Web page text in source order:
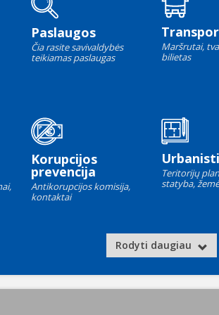
Paslaugos
Čia rasite savivaldybės
teikiamas paslaugas
Maršrutai,
bilietas
Korupcijos
prevencija
Antikorupcijos komisija,
kontaktai
Teritorijų
statyba,
Rodyti daugiau